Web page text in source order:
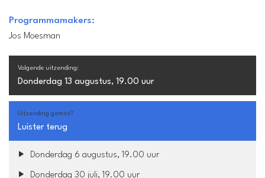
Programmamakers:
Jos Moesman
Volgende uitzending:
Donderdag 13 augustus, 19.00 uur
Uitzending gemist?
Luister terug
Donderdag 6 augustus, 19.00 uur
Donderdag 30 juli, 19.00 uur